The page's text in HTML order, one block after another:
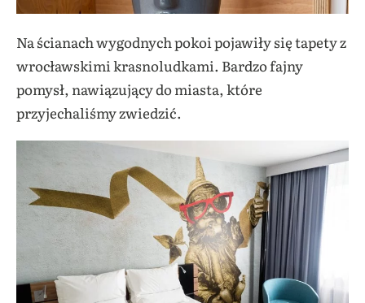
Na ścianach wygodnych pokoi pojawiły się tapety z
wrocławskimi krasnoludkami. Bardzo fajny
pomysł, nawiązujący do miasta, które
przyjechaliśmy zwiedzić.